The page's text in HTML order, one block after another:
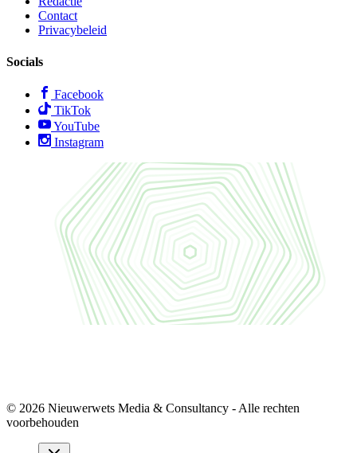
Contact
Privacybeleid
Socials
Facebook
TikTok
YouTube
Instagram
© 2026 Nieuwerwets Media & Consultancy - Alle rechten
voorbehouden